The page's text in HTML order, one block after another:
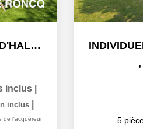
INDIVIDUELLE MT D'HALLUIN 211m²
inclus
inclus
de l'acquéreur 5